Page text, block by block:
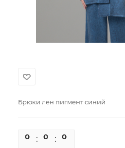
Брюки лен пигмент синий
0 0 0